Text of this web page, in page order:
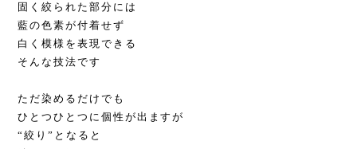
固く絞られた部分には
藍の色素が付着せず
白く模様を表現できる
そんな技法です
ただ染めるだけでも
ひとつひとつに個性が出ますが
“絞り”となると